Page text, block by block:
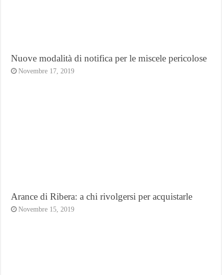
Nuove modalità di notifica per le miscele pericolose
Novembre 17, 2019
Arance di Ribera: a chi rivolgersi per acquistarle
Novembre 15, 2019